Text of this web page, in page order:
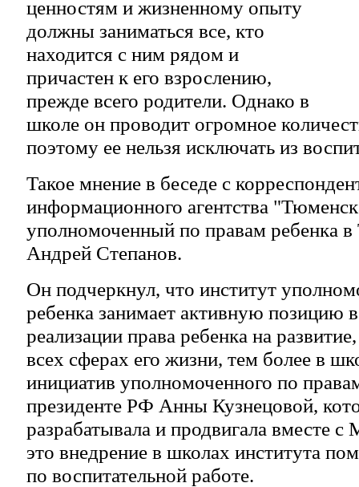
ценностям и жизненному опыту
должны заниматься все, кто
находится с ним рядом и
причастен к его взрослению,
прежде всего родители. Однако в
школе он проводит огромное
поэтому ее нельзя исключать из
Такое мнение в беседе с
информационного агентства
уполномоченный по правам ребенка
Андрей Степанов.
Он подчеркнул, что институт
ребенка занимает активную позицию
реализации права ребенка на
всех сферах его жизни, тем более в
инициатив уполномоченного по
президенте РФ Анны Кузнецовой,
разрабатывала и продвигала вместе
это внедрение в школах института
по воспитательной работе.